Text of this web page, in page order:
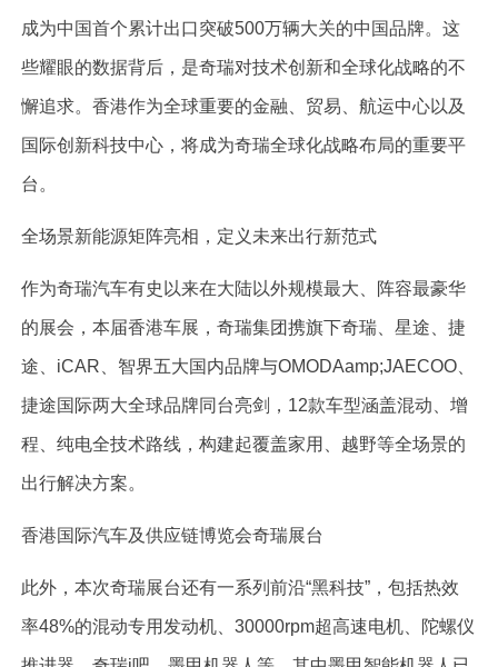
成为中国首个累计出口突破500万辆大关的中国品牌。这
些耀眼的数据背后，是奇瑞对技术创新和全球化战略的不
懈追求。香港作为全球重要的金融、贸易、航运中心以及
国际创新科技中心，将成为奇瑞全球化战略布局的重要平
台。
全场景新能源矩阵亮相，定义未来出行新范式
作为奇瑞汽车有史以来在大陆以外规模最大、阵容最豪华
的展会，本届香港车展，奇瑞集团携旗下奇瑞、星途、捷
途、iCAR、智界五大国内品牌与OMODAamp;JAECOO、
捷途国际两大全球品牌同台亮剑，12款车型涵盖混动、增
程、纯电全技术路线，构建起覆盖家用、越野等全场景的
出行解决方案。
香港国际汽车及供应链博览会奇瑞展台
此外，本次奇瑞展台还有一系列前沿“黑科技”，包括热效
率48%的混动专用发动机、30000rpm超高速电机、陀螺仪